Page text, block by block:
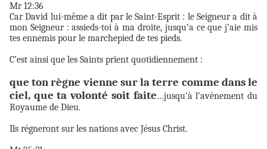
Mr 12:36
Car David lui-même a dit par le Saint-Esprit : le Seigneur a dit à
mon Seigneur : assieds-toi à ma droite, jusqu’a ce que j’aie mis
tes ennemis pour le marchepied de tes pieds.
C’est ainsi que les Saints prient quotidiennement :
que ton règne vienne sur la terre comme dans le
ciel, que ta volonté soit faite…jusqu’à l’avènement du
Royaume de Dieu.
Ils régneront sur les nations avec Jésus Christ.